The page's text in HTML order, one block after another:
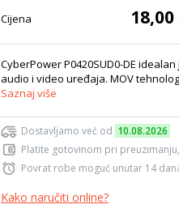
Cijena 18,00
CyberPower P0420SUD0-DE
audio i video uređaja. MOV
Saznaj više
Dostavljamo već od 10.08.2026
Platite gotovinom pri
Povrat robe moguć unutar 14
Kako naručiti online?